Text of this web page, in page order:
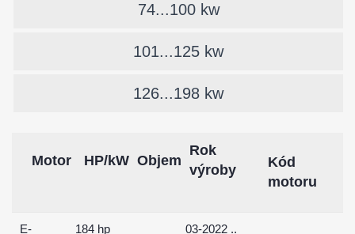
74...100 kw
101...125 kw
126...198 kw
Motor HP/kW Objem
Rok
výroby
Kód
motoru
E-
184 hp
03-2022 ..